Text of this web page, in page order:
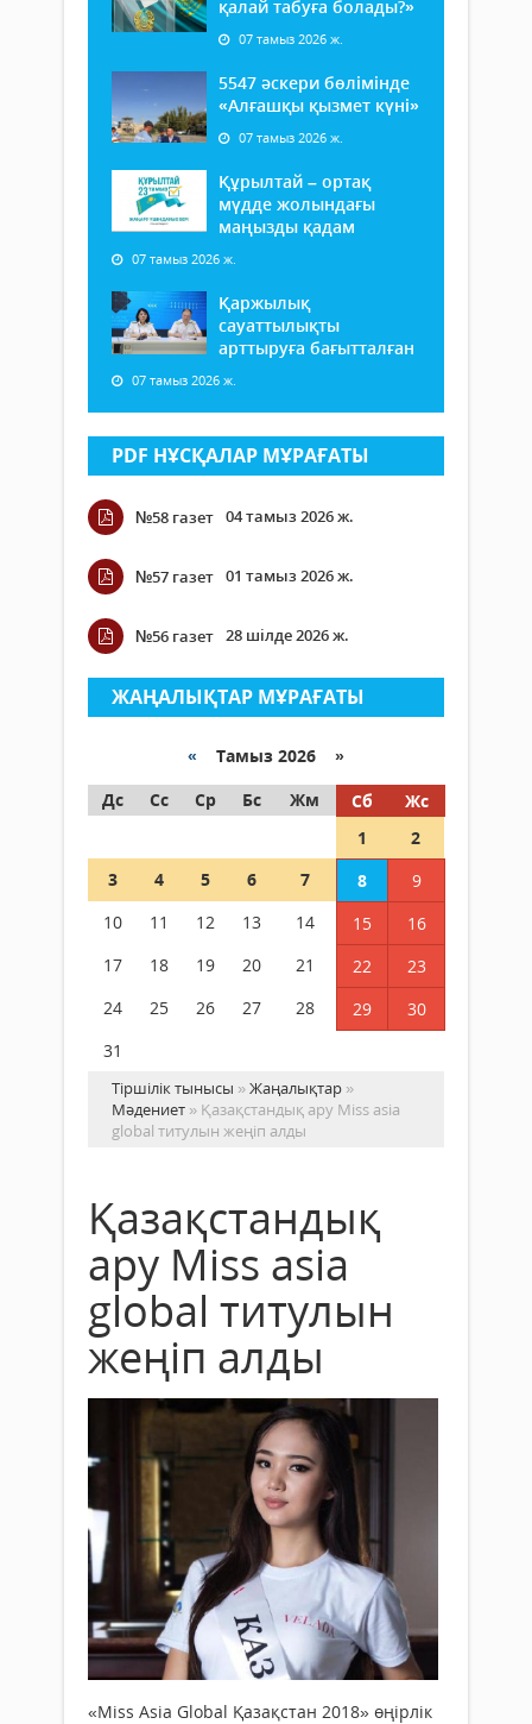
қалай табуға болады?»
07 тамыз 2026 ж.
5547 әскери бөлімінде
«Алғашқы қызмет күні»
07 тамыз 2026 ж.
Құрылтай – ортақ
мүдде жолындағы
маңызды қадам
07 тамыз 2026 ж.
Қаржылық
сауаттылықты
арттыруға бағытталған
07 тамыз 2026 ж.
PDF НҰСҚАЛАР МҰРАҒАТЫ
№58 газет 04 тамыз 2026 ж.
№57 газет 01 тамыз 2026 ж.
№56 газет 28 шілде 2026 ж.
ЖАҢАЛЫҚТАР МҰРАҒАТЫ
« Тамыз 2026 »
Дс
Сс Ср Бс Жм Сб
Жс
1
2
3
4 5 6 7 8
9
10
11 12 13 14 15
16
17
18 19 20 21 22
23
24
25 26 27 28 29
30
31
Тіршілік тынысы »Жаңалықтар »
Мәдениет » Қазақстандық ару Miss asia
global титулын жеңіп алды
Қазақстандық
ару Miss asia
global титулын
жеңіп алды
«Miss Asia Global Қазақстан 2018» өңірлік